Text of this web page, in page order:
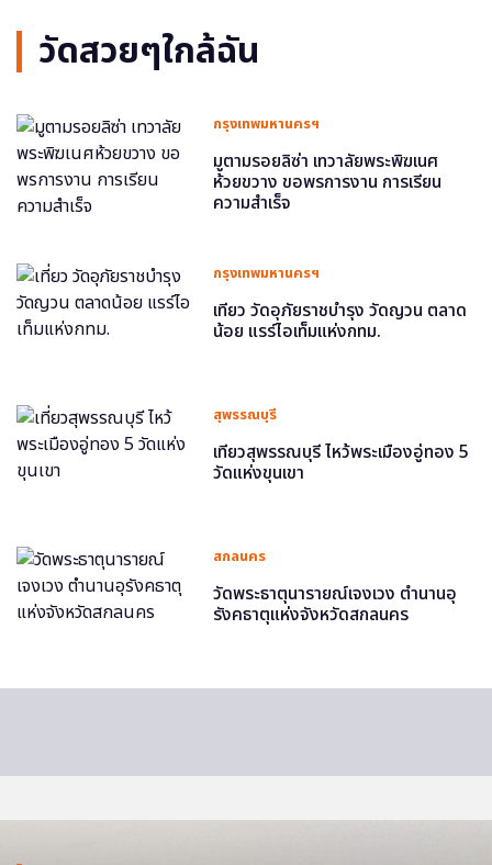
วัดสวยๆใกล้ฉัน
กรุงเทพมหานครฯ
มูตามรอยลิซ่า เทวาลัยพระพิฆเนศ
ห้วยขวาง ขอพรการงาน การเรียน
ความสำเร็จ
กรุงเทพมหานครฯ
เที่ยว วัดอุภัยราชบำรุง วัดญวน ตลาด
น้อย แรร์ไอเท็มแห่งกทม.
สุพรรณบุรี
เที่ยวสุพรรณบุรี ไหว้พระเมืองอู่ทอง 5
วัดแห่งขุนเขา
สกลนคร
วัดพระธาตุนารายณ์เจงเวง ตำนานอุ
รังคธาตุแห่งจังหวัดสกลนคร